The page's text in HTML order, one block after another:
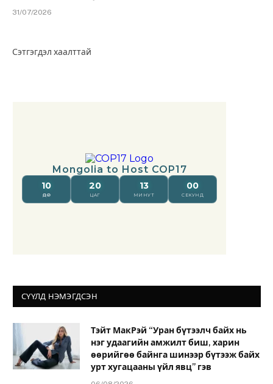
31/07/2026
Сэтгэгдэл хаалттай
СҮҮЛД НЭМЭГДСЭН
Тэйт МакРэй “Уран бүтээлч байх нь
нэг удаагийн амжилт биш, харин
өөрийгөө байнга шинээр бүтээж байх
урт хугацааны үйл явц” гэв